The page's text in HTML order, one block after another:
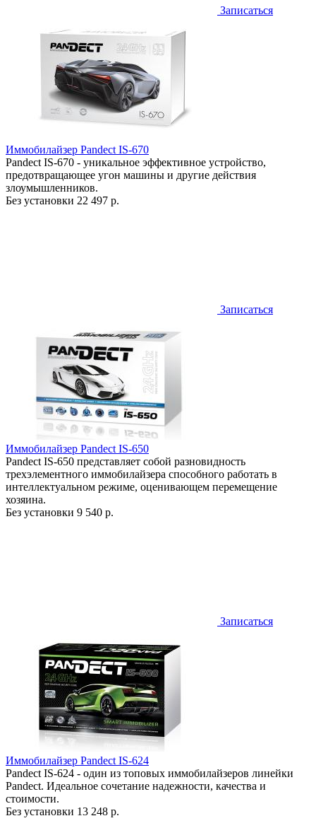
Записаться
Иммобилайзер Pandect IS-670
Pandect IS-670 - уникальное эффективное устройство,
предотвращающее угон машины и другие действия
злоумышленников.
Без установки 22 497 р.
Записаться
Иммобилайзер Pandect IS-650
Pandect IS-650 представляет собой разновидность
трехэлементного иммобилайзера способного работать в
интеллектуальном режиме, оценивающем перемещение
хозяина.
Без установки 9 540 р.
Записаться
Иммобилайзер Pandect IS-624
Pandect IS-624 - один из топовых иммобилайзеров линейки
Pandect. Идеальное сочетание надежности, качества и
стоимости.
Без установки 13 248 р.